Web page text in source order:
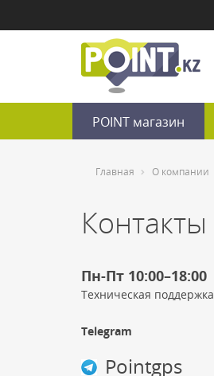
POINT магазин
Главная О компании
Контакты
Пн-Пт 10:00–18:00
Техническая поддержка
Telegram
Pointgps